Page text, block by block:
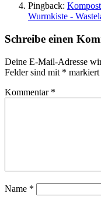
Pingback:
Wurmkiste -
Schreibe einen
Deine E-Mail-Adresse
Felder sind mit * markiert
Kommentar *
Name *